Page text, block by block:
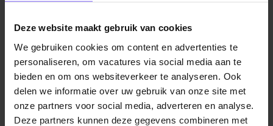
Deze website maakt gebruik van cookies
We gebruiken cookies om content en advertenties te
personaliseren, om vacatures via social media aan te
bieden en om ons websiteverkeer te analyseren. Ook
delen we informatie over uw gebruik van onze site met
onze partners voor social media, adverteren en analyse.
Deze partners kunnen deze gegevens combineren met
Finance vacatures in Limburg|Vacatures Financieel
Administratief Medewerker in Limburg
Vergelijkbare vacatures